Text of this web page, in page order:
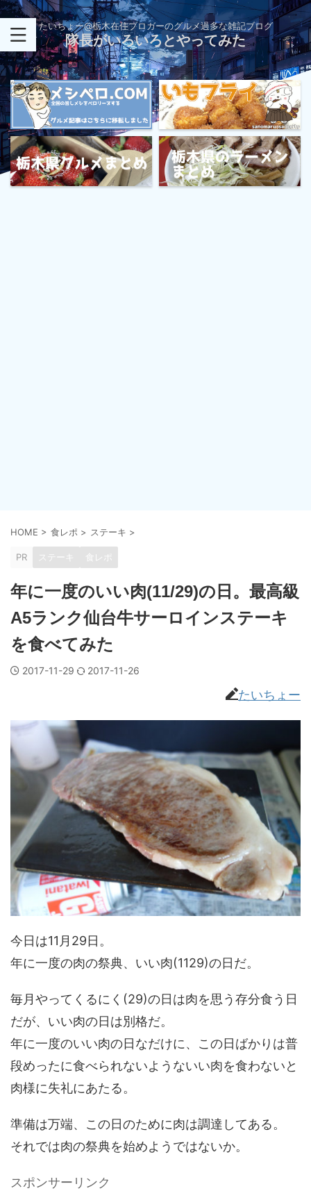
たいちょー@栃木在住ブロガーのグルメ過多な雑記ブログ
隊長がいろいろとやってみた
HOME > 食レポ > ステーキ >
PR ステーキ 食レポ
年に一度のいい肉(11/29)の日。最高級
A5ランク仙台牛サーロインステーキ
を食べてみた
2017-11-29 2017-11-26
たいちょー
今日は11月29日。
年に一度の肉の祭典、いい肉(1129)の日だ。
毎月やってくるにく(29)の日は肉を思う存分食う日
だが、いい肉の日は別格だ。
年に一度のいい肉の日なだけに、この日ばかりは普
段めったに食べられないようないい肉を食わないと
肉様に失礼にあたる。
準備は万端、この日のために肉は調達してある。
それでは肉の祭典を始めようではないか。
スポンサーリンク